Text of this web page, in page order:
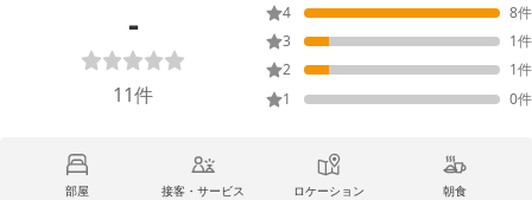
-
11件
4
8件
3
1件
2
1件
1
0件
部屋 接客・サービス ロケーション 朝食